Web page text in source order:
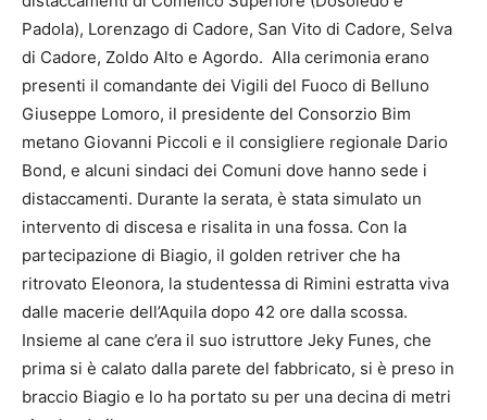
Padola), Lorenzago di Cadore, San Vito di Cadore, Selva
di Cadore, Zoldo Alto e Agordo. Alla cerimonia erano
presenti il comandante dei Vigili del Fuoco di Belluno
Giuseppe Lomoro, il presidente del Consorzio Bim
metano Giovanni Piccoli e il consigliere regionale Dario
Bond, e alcuni sindaci dei Comuni dove hanno sede i
distaccamenti. Durante la serata, è stata simulato un
intervento di discesa e risalita in una fossa. Con la
partecipazione di Biagio, il golden retriver che ha
ritrovato Eleonora, la studentessa di Rimini estratta viva
dalle macerie dell’Aquila dopo 42 ore dalla scossa.
Insieme al cane c’era il suo istruttore Jeky Funes, che
prima si è calato dalla parete del fabbricato, si è preso in
braccio Biagio e lo ha portato su per una decina di metri